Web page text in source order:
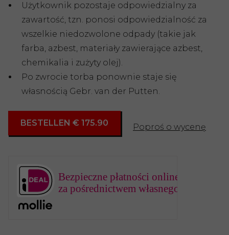
Użytkownik pozostaje odpowiedzialny za
zawartość, tzn. ponosi odpowiedzialność za
wszelkie niedozwolone odpady (takie jak
farba, azbest, materiały zawierające azbest,
chemikalia i zużyty olej).
Po zwrocie torba ponownie staje się
własnością Gebr. van der Putten.
BESTELLEN € 175.90 Poproś o wycenę
Bezpieczne płatności online
za pośrednictwem własnego banku